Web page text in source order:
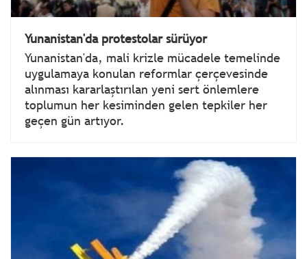
Yunanistan'da protestolar sürüyor
Yunanistan'da, mali krizle mücadele temelinde
uygulamaya konulan reformlar çerçevesinde
alınması kararlaştırılan yeni sert önlemlere
toplumun her kesiminden gelen tepkiler her
geçen gün artıyor.